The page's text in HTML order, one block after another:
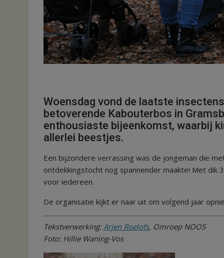
Woensdag vond de laatste
betoverende Kabouterbos in
enthousiaste bijeenkomst, waarbij
allerlei beestjes.
Een bijzondere verrassing was de jongeman die
ontdekkingstocht nog spannender maakte! Met dik
voor iedereen.
De organisatie kijkt er naar uit om volgend jaar
Tekstverwerking: Arjen Roelofs, Omroep NOOS
Foto: Hillie Waning-Vos